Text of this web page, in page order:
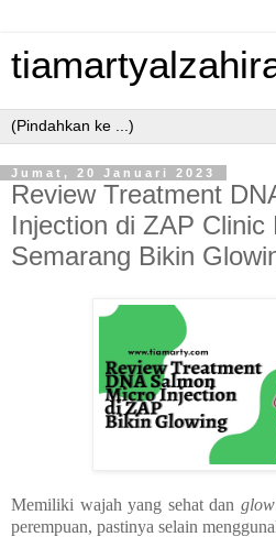
Jumat, 20 Januari 2023
Review Treatment
Injection di ZAP Clinic
Semarang Bikin
Memiliki wajah yang sehat dan
perempuan, pastinya selain